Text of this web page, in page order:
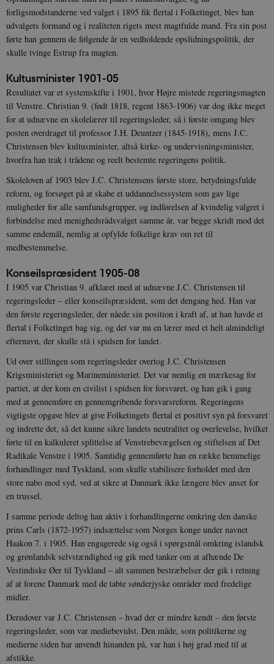
forligsmodstanderne ved valget i 1895 fik flertal i Folketinget, blev han
udvalgets formand og i realiteten rigets mest magtfulde mand. Fra sin post
førte han gennem de følgende år en vedholdende opslidningspolitik, der
skulle tvinge Estrup fra magten.
Kultusminister 1901-05
Resultatet var et systemskifte i 1901, hvor Højre mistede regeringsmagten
til Venstre. Christian 9. (født 1818, regent 1863-1906) var dog ikke meget
for at udnævne en skolelærer til regeringsleder, så i første omgang blev
posten overdraget til professor J.H. Deuntzer (1845-1918), mens J.C.
Christensen blev kultusminister, altså kirke- og undervisningsminister,
hvorfra han trak i trådene og reelt bestemte regeringens politik.
Skoleloven af 1903 blev J.C. Christensens første store, betydningsfulde
reform, og forsøget på at skabe et uddannelsessystem som gav lige
muligheder for alle samfundsgrupper, og indførelsen af kvindelig valgret i
forbindelse med menighedsrådsvalget samme år, var begge skridt mod det
samme endemål, nemlig at opfylde folkelige krav om ret til
medbestemmelse.
Konseilspræsident 1905-08
I 1905 var Christian 9. afklaret med at udnævne J.C. Christensen til
regeringsleder – eller konseilspræsident, som det dengang hed. Han var
den første regeringsleder, der nåede sin position i kraft af, at han havde et
flertal i Folketinget bag sig, og det var nu en lærer med et helt almindeligt
efternavn, der skulle stå i spidsen for landet.
Ud over stillingen som regeringsleder overtog J.C. Christensen
Krigsministeriet og Marineministeriet. Det var nemlig en mærkesag for
partiet, at der kom en civilist i spidsen for forsvaret, og han gik i gang
med at gennemføre en gennemgribende forsvarsreform. Regeringens
vigtigste opgave blev at give Folketingets flertal et positivt syn på forsvaret
og indrette det, så det kunne sikre landets neutralitet og overlevelse, hvilket
førte til en kalkuleret splittelse af Venstrebevægelsen og stiftelsen af Det
Radikale Venstre i 1905. Samtidig gennemførte han en række hemmelige
forhandlinger med Tyskland, som skulle stabilisere forholdet med den
store nabo mod syd, ved at sikre at Danmark ikke længere blev anset for
en trussel.
I samme periode deltog han aktiv i forhandlingerne omkring den danske
prins Carls (1872-1957) indsættelse som Norges konge under navnet
Haakon 7. i 1905. Han engagerede sig også i spørgsmål omkring islandsk
og grønlandsk selvstændighed og gik med tanker om at afhænde De
Vestindiske Øer til Tyskland – alt sammen bestræbelser der gik i retning
af at forene Danmark med de tabte sønderjyske områder med fredelige
midler.
Derudover var J.C. Christensen – hvad der er mindre kendt – den første
regeringsleder, som var mediebevidst. Den måde, som politikerne og
medierne siden har anvendt hinanden på, var han i høj grad med til at
afstikke.